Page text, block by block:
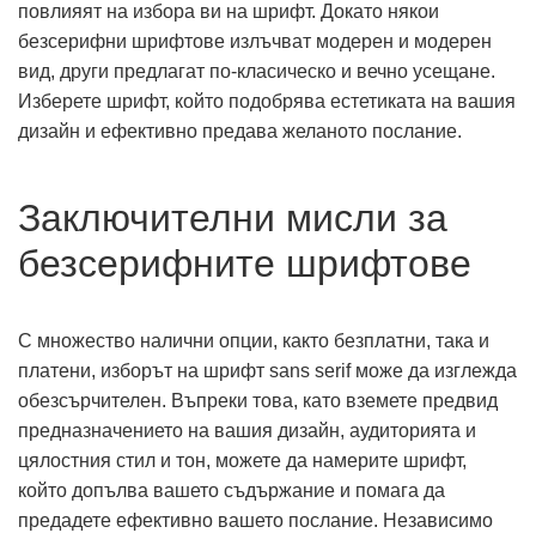
повлияят на избора ви на шрифт. Докато някои
безсерифни шрифтове излъчват модерен и модерен
вид, други предлагат по-класическо и вечно усещане.
Изберете шрифт, който подобрява естетиката на вашия
дизайн и ефективно предава желаното послание.
Заключителни мисли за
безсерифните шрифтове
С множество налични опции, както безплатни, така и
платени, изборът на шрифт sans serif може да изглежда
обезсърчителен. Въпреки това, като вземете предвид
предназначението на вашия дизайн, аудиторията и
цялостния стил и тон, можете да намерите шрифт,
който допълва вашето съдържание и помага да
предадете ефективно вашето послание. Независимо